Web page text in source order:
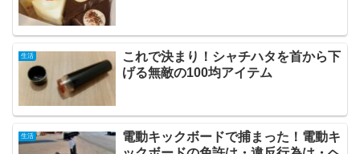
生活
これで決まり！シャチハタを首から下
げる無敵の100均アイテム
生活
電動キックボードで捕まった！電動キ